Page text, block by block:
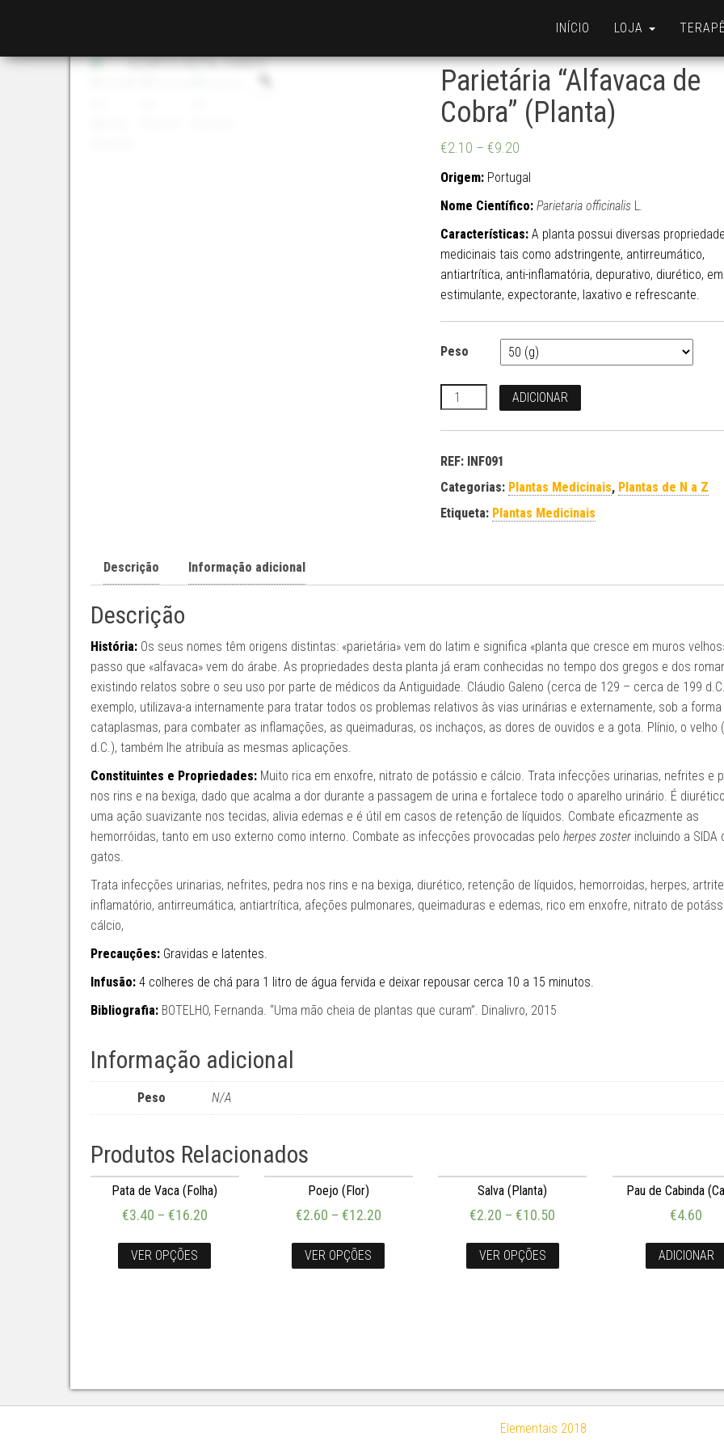
INÍCIO LOJA
Parietária “Alfavaca de
Cobra” (Planta)
€2.10 – €9.20
Origem: Portugal
Nome Científico: Parietaria officinalis L.
Características: A planta possui diversas
medicinais tais como adstringente, antirreumático,
antiartrítica, anti-inflamatória, depurativo, diurético,
estimulante, expectorante, laxativo e refrescante.
Peso
Quantidade ADICIONAR
REF: INF091
Categorias: Plantas Medicinais, Plantas de N a Z
Etiqueta: Plantas Medicinais
Descrição Informação adicional
Descrição
História: Os seus nomes têm origens distintas: «parietária» vem do latim e significa «planta que cresce em muros
passo que «alfavaca» vem do árabe. As propriedades desta planta já eram conhecidas no tempo dos gregos e dos
existindo relatos sobre o seu uso por parte de médicos da Antiguidade. Cláudio Galeno (cerca de 129 – cerca de 199
exemplo, utilizava-a internamente para tratar todos os problemas relativos às vias urinárias e externamente, sob a forma
cataplasmas, para combater as inflamações, as queimaduras, os inchaços, as dores de ouvidos e a gota. Plínio, o velho
d.C.), também lhe atribuía as mesmas aplicações.
Constituintes e Propriedades: Muito rica em enxofre, nitrato de potássio e cálcio. Trata infecções urinarias, nefrites e
nos rins e na bexiga, dado que acalma a dor durante a passagem de urina e fortalece todo o aparelho urinário. É
uma ação suavizante nos tecidas, alivia edemas e é útil em casos de retenção de líquidos. Combate eficazmente as
hemorróidas, tanto em uso externo como interno. Combate as infecções provocadas pelo herpes zoster incluindo a SIDA
gatos.
Trata infecções urinarias, nefrites, pedra nos rins e na bexiga, diurético, retenção de líquidos, hemorroidas, herpes,
inflamatório, antirreumática, antiartrítica, afeções pulmonares, queimaduras e edemas, rico em enxofre, nitrato de
cálcio,
Precauções: Gravidas e latentes.
Infusão: 4 colheres de chá para 1 litro de água fervida e deixar repousar cerca 10 a 15 minutos.
Bibliografia: BOTELHO, Fernanda. “Uma mão cheia de plantas que curam”. Dinalivro, 2015
Informação adicional
Peso N/A
Produtos Relacionados
Pata de Vaca (Folha)
€3.40 – €16.20
VER OPÇÕES
Poejo (Flor)
€2.60 – €12.20
VER OPÇÕES
Salva (Planta)
€2.20 –€10.50
VER OPÇÕES
Pau de Cabinda
€4.60
ADICIONAR
Elementais 2018